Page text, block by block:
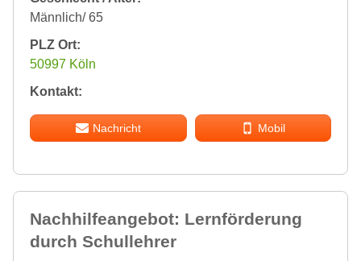
Männlich/ 65
PLZ Ort:
50997 Köln
Kontakt:
Nachricht Mobil
Nachhilfeangebot: Lernförderung
durch Schullehrer